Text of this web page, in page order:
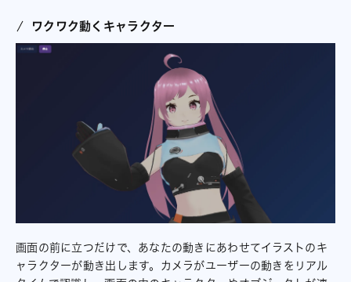
ワクワク動くキャラクター
画面の前に立つだけで、あなたの動きにあわせてイラストのキ
ャラクターが動き出します。カメラがユーザーの動きをリアル